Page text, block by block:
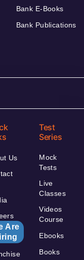
Bank E-Books
Bank Publications
Us
Are
Test
Series
Mock
Tests
Live
Classes
Videos
Course
Ebooks
Books